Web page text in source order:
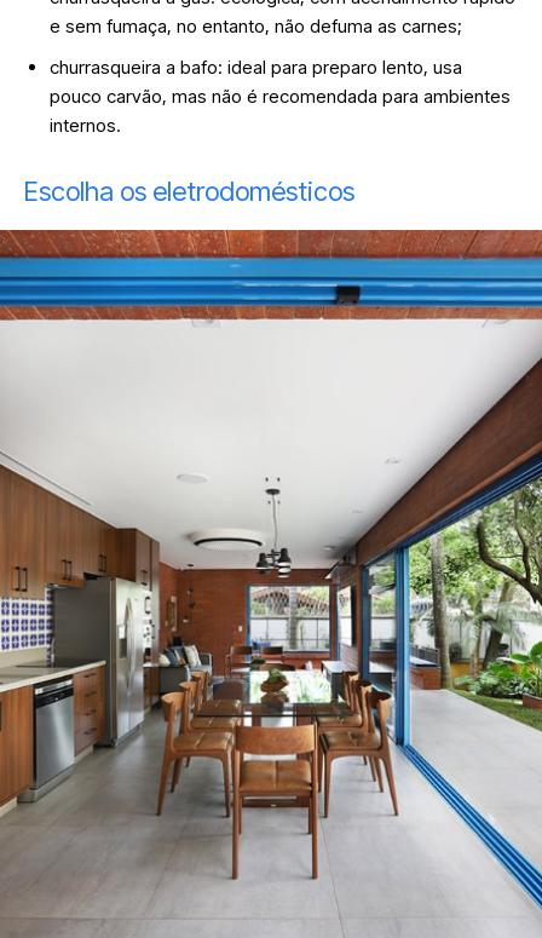
e sem fumaça, no entanto, não defuma as carnes;
churrasqueira a bafo: ideal para preparo lento, usa
pouco carvão, mas não é recomendada para ambientes
internos.
Escolha os eletrodomésticos